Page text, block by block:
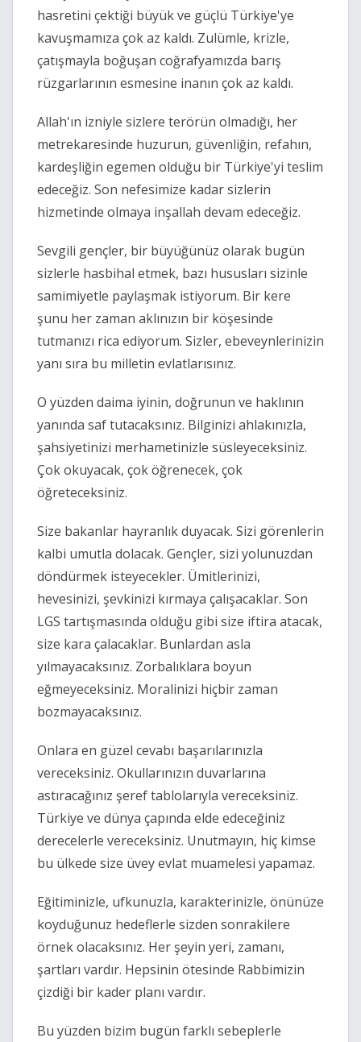
hasretini çektiği büyük ve güçlü Türkiye'ye
kavuşmamıza çok az kaldı. Zulümle, krizle,
çatışmayla boğuşan coğrafyamızda barış
rüzgarlarının esmesine inanın çok az kaldı.
Allah'ın izniyle sizlere terörün olmadığı, her
metrekaresinde huzurun, güvenliğin, refahın,
kardeşliğin egemen olduğu bir Türkiye'yi teslim
edeceğiz. Son nefesimize kadar sizlerin
hizmetinde olmaya inşallah devam edeceğiz.
Sevgili gençler, bir büyüğünüz olarak bugün
sizlerle hasbihal etmek, bazı hususları sizinle
samimiyetle paylaşmak istiyorum. Bir kere
şunu her zaman aklınızın bir köşesinde
tutmanızı rica ediyorum. Sizler, ebeveynlerinizin
yanı sıra bu milletin evlatlarısınız.
O yüzden daima iyinin, doğrunun ve haklının
yanında saf tutacaksınız. Bilginizi ahlakınızla,
şahsiyetinizi merhametinizle süsleyeceksiniz.
Çok okuyacak, çok öğrenecek, çok
öğreteceksiniz.
Size bakanlar hayranlık duyacak. Sizi görenlerin
kalbi umutla dolacak. Gençler, sizi yolunuzdan
döndürmek isteyecekler. Ümitlerinizi,
hevesinizi, şevkinizi kırmaya çalışacaklar. Son
LGS tartışmasında olduğu gibi size iftira atacak,
size kara çalacaklar. Bunlardan asla
yılmayacaksınız. Zorbalıklara boyun
eğmeyeceksiniz. Moralinizi hiçbir zaman
bozmayacaksınız.
Onlara en güzel cevabı başarılarınızla
vereceksiniz. Okullarınızın duvarlarına
astıracağınız şeref tablolarıyla vereceksiniz.
Türkiye ve dünya çapında elde edeceğiniz
derecelerle vereceksiniz. Unutmayın, hiç kimse
bu ülkede size üvey evlat muamelesi yapamaz.
Eğitiminizle, ufkunuzla, karakterinizle, önünüze
koyduğunuz hedeflerle sizden sonrakilere
örnek olacaksınız. Her şeyin yeri, zamanı,
şartları vardır. Hepsinin ötesinde Rabbimizin
çizdiği bir kader planı vardır.
Bu yüzden bizim bugün farklı sebeplerle